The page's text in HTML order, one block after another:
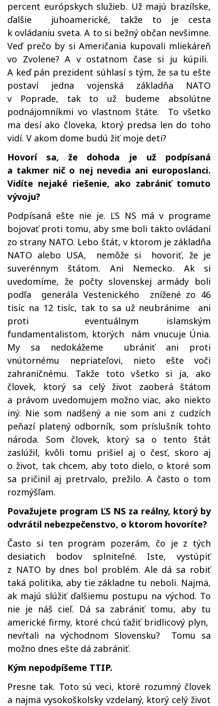
percent európskych služieb. Už majú brazílske,
ďalšie juhoamerické, takže to je cesta
k ovládaniu sveta. A to si bežný občan nevšimne.
Veď prečo by si Američania kupovali mliekáreň
vo Zvolene? A v ostatnom čase si ju kúpili.
A keď pán prezident súhlasí s tým, že sa tu ešte
postaví jedna vojenská základňa NATO
v Poprade, tak to už budeme absolútne
podnájomníkmi vo vlastnom štáte. To všetko
ma desí ako človeka, ktorý predsa len do toho
vidí. V akom dome budú žiť moje deti?
Hovorí sa, že dohoda je už podpísaná
a takmer nič o nej nevedia ani europoslanci.
Vidíte nejaké riešenie, ako zabrániť tomuto
vývoju?
Podpísaná ešte nie je. ĽS NS má v programe
bojovať proti tomu, aby sme boli takto ovládaní
zo strany NATO. Lebo štát, v ktorom je základňa
NATO alebo USA, nemôže si hovoriť, že je
suverénnym štátom. Ani Nemecko. Ak si
uvedomíme, že počty slovenskej armády boli
podľa generála Vestenického znížené zo 46
tisíc na 12 tisíc, tak to sa už neubránime ani
proti eventuálnym islamským
fundamentalistom, ktorých nám vnucuje Únia.
My sa nedokážeme ubrániť ani proti
vnútornému nepriateľovi, nieto ešte voči
zahraničnému. Takže toto všetko si ja, ako
človek, ktorý sa celý život zaoberá štátom
a právom uvedomujem možno viac, ako niekto
iný. Nie som nadšený a nie som ani z cudzích
peňazí platený odborník, som príslušník tohto
národa. Som človek, ktorý sa o tento štát
zaslúžil, kvôli tomu prišiel aj o česť, skoro aj
o život, tak chcem, aby toto dielo, o ktoré som
sa pričinil aj pretrvalo, prežilo. A často o tom
rozmýšľam.
Považujete program ĽS NS za reálny, ktorý by
odvrátil nebezpečenstvo, o ktorom hovoríte?
Často si ten program pozerám, čo je z tých
desiatich bodov splniteľné. Iste, vystúpiť
z NATO by dnes bol problém. Ale dá sa robiť
taká politika, aby tie základne tu neboli. Najmä,
ak majú slúžiť ďalšiemu postupu na východ. To
nie je náš cieľ. Dá sa zabrániť tomu, aby tu
americké firmy, ktoré chcú ťažiť bridlicový plyn,
nevŕtali na východnom Slovensku? Tomu sa
možno dnes ešte dá zabrániť.
Kým nepodpíšeme TTIP.
Presne tak. Toto sú veci, ktoré rozumný človek
a najmä vysokoškolsky vzdelaný, ktorý celý život